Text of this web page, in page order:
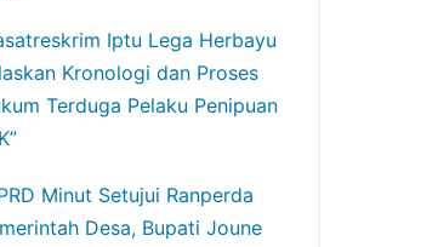
Iptu Lega Herbayu
Kronologi dan Proses
Terduga Pelaku Penipuan
Minut Setujui Ranperda
Desa, Bupati Joune